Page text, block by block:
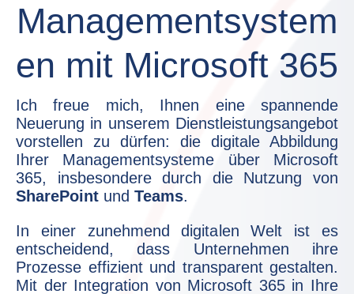
Managementsystem
en mit Microsoft 365
Ich freue mich, Ihnen eine spannende
Neuerung in unserem Dienstleistungsangebot
vorstellen zu dürfen: die digitale Abbildung
Ihrer Managementsysteme über Microsoft
365, insbesondere durch die Nutzung von
SharePoint und Teams.
In einer zunehmend digitalen Welt ist es
entscheidend, dass Unternehmen ihre
Prozesse effizient und transparent gestalten.
Mit der Integration von Microsoft 365 in Ihre